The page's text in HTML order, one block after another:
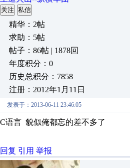
关注 私信
精华：2帖
求助：5帖
帖子：86帖 | 1878回
年度积分：0
历史总积分：7858
注册：2012年1月11日
发表于：2013-06-11 23:46:05
C语言 貌似俺都忘的差不多了
回复 引用 举报